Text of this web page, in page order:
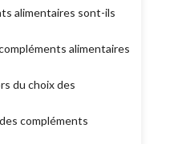
alimentaires sont-ils
alimentaires
du choix des
compléments